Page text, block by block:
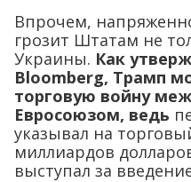
Впрочем,
грозит Штатам не
Украины. Как
Bloomberg, Трамп
торговую войну
Евросоюзом, ведь
указывал на
миллиардов
выступал за